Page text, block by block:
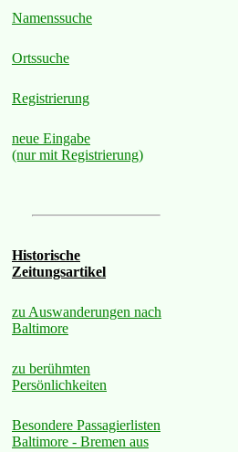
Namenssuche
Ortssuche
Registrierung
neue Eingabe
(nur mit Registrierung)
Historische
Zeitungsartikel
zu Auswanderungen nach
Baltimore
zu berühmten
Persönlichkeiten
Besondere Passagierlisten
Baltimore - Bremen aus